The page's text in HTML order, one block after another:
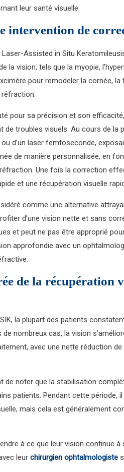
leur santé visuelle.
intervention de
Laser-Assisted in Situ
la vision, tels que la myopie,
pour remodeler la cornée,
pour sa précision et son
troubles visuels. Au cours de la
ou d’un laser femtoseconde,
de manière personnalisée, en
Une fois la correction
et une récupération visuelle
comme une alternative
d’une vision nette et sans
et peut ne pas être approprié
approfondie avec un
de la récupération
la plupart des patients
de nombreux cas, la vision
avec une nette réduction
de noter que la stabilisation
patients. Pendant cette
mais cela est généralement
à ce que leur vision continue
leur chirurgien ophtalmologiste